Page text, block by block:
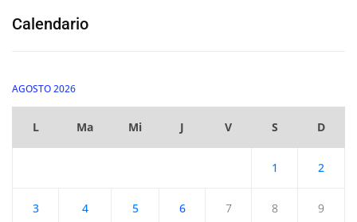
Calendario
AGOSTO 2026
L Ma Mi J V S D
1 2
3 4 5 6 7 8 9